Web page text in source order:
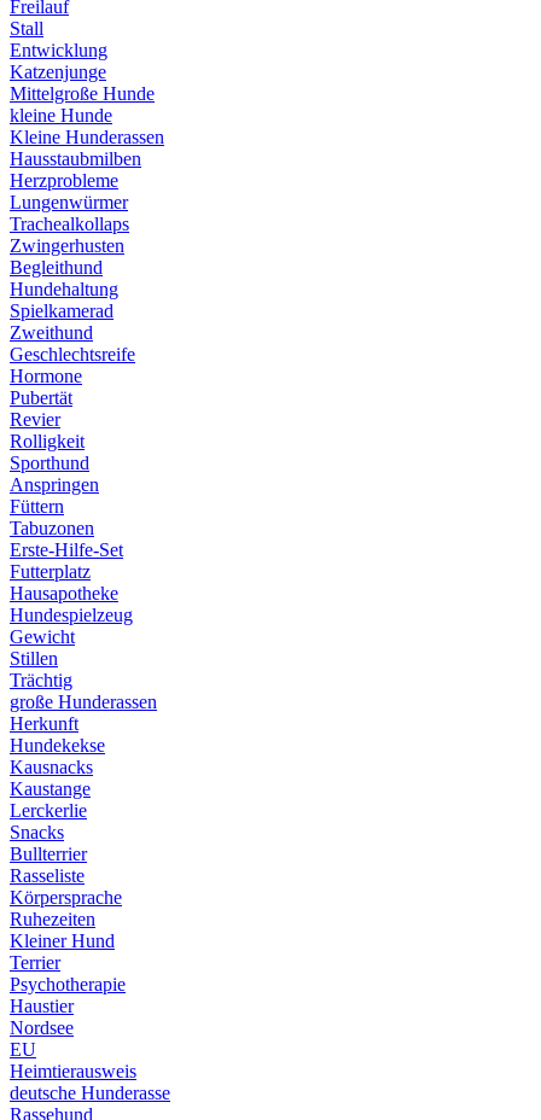
Freilauf
Stall
Entwicklung
Katzenjunge
Mittelgroße Hunde
kleine Hunde
Kleine Hunderassen
Hausstaubmilben
Herzprobleme
Lungenwürmer
Trachealkollaps
Zwingerhusten
Begleithund
Hundehaltung
Spielkamerad
Zweithund
Geschlechtsreife
Hormone
Pubertät
Revier
Rolligkeit
Sporthund
Anspringen
Füttern
Tabuzonen
Erste-Hilfe-Set
Futterplatz
Hausapotheke
Hundespielzeug
Gewicht
Stillen
Trächtig
große Hunderassen
Herkunft
Hundekekse
Kausnacks
Kaustange
Lerckerlie
Snacks
Bullterrier
Rasseliste
Körpersprache
Ruhezeiten
Kleiner Hund
Terrier
Psychotherapie
Haustier
Nordsee
EU
Heimtierausweis
deutsche Hunderasse
Rassehund